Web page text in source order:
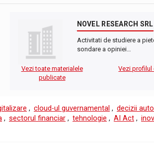
NOVEL RESEARCH SRL
Activitati de studiere a
sondare a opiniei…
Vezi toate materialele
publicate
Vezi profilul
, cloud-ul guvernamental , decizii
, sectorul financiar , tehnologie , AI Act ,